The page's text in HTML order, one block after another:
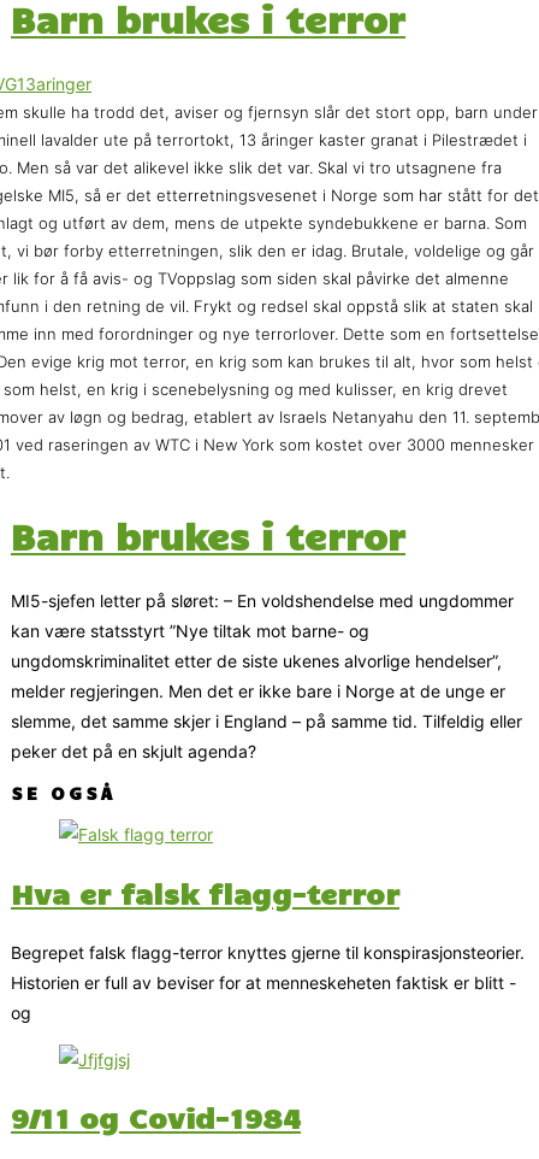
Barn brukes i terror
skulle ha trodd det, aviser og fjernsyn slår det stort opp, barn under
lavalder ute på terrortokt, 13 åringer kaster granat i Pilestrædet i
Men så var det alikevel ikke slik det var. Skal vi tro utsagnene fra
MI5, så er det etterretningsvesenet i Norge som har stått for
og utført av dem, mens de utpekte syndebukkene er barna. Som
vi bør forby etterretningen, slik den er idag. Brutale, voldelige og går
lik for å få avis- og TVoppslag som siden skal påvirke det almenne
i den retning de vil. Frykt og redsel skal oppstå slik at staten skal
inn med forordninger og nye terrorlover. Dette som en
evige krig mot terror, en krig som kan brukes til alt, hvor som helst
som helst, en krig i scenebelysning og med kulisser, en krig drevet
av løgn og bedrag, etablert av Israels Netanyahu den 11.
ved raseringen av WTC i New York som kostet over 3000 mennesker
Barn brukes i terror
MI5-sjefen letter på sløret: – En voldshendelse med ungdommer
kan være statsstyrt ”Nye tiltak mot barne- og
ungdomskriminalitet etter de siste ukenes alvorlige hendelser”,
melder regjeringen. Men det er ikke bare i Norge at de unge er
slemme, det samme skjer i England – på samme tid. Tilfeldig eller
peker det på en skjult agenda?
SE OGSÅ
Hva er falsk flagg-terror
Begrepet falsk flagg-terror knyttes gjerne til konspirasjonsteorier.
Historien er full av beviser for at menneskeheten faktisk er blitt -
og
9/11 og Covid-1984